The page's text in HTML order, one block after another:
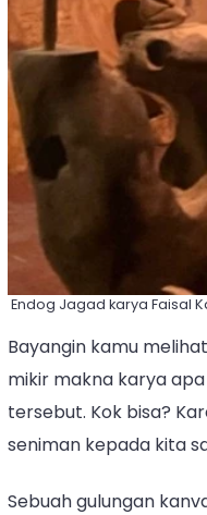
Endog Jagad karya Faisal
Bayangin kamu
mikir makna karya
tersebut. Kok bisa?
seniman kepada kita
Sebuah gulungan